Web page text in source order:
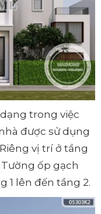
trong việc
được sử dụng
vị trí ở tầng
ốp gạch
1 lên đến tầng 2.